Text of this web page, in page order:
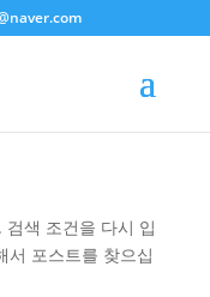
색 조건을 다시 입
서 포스트를 찾으십